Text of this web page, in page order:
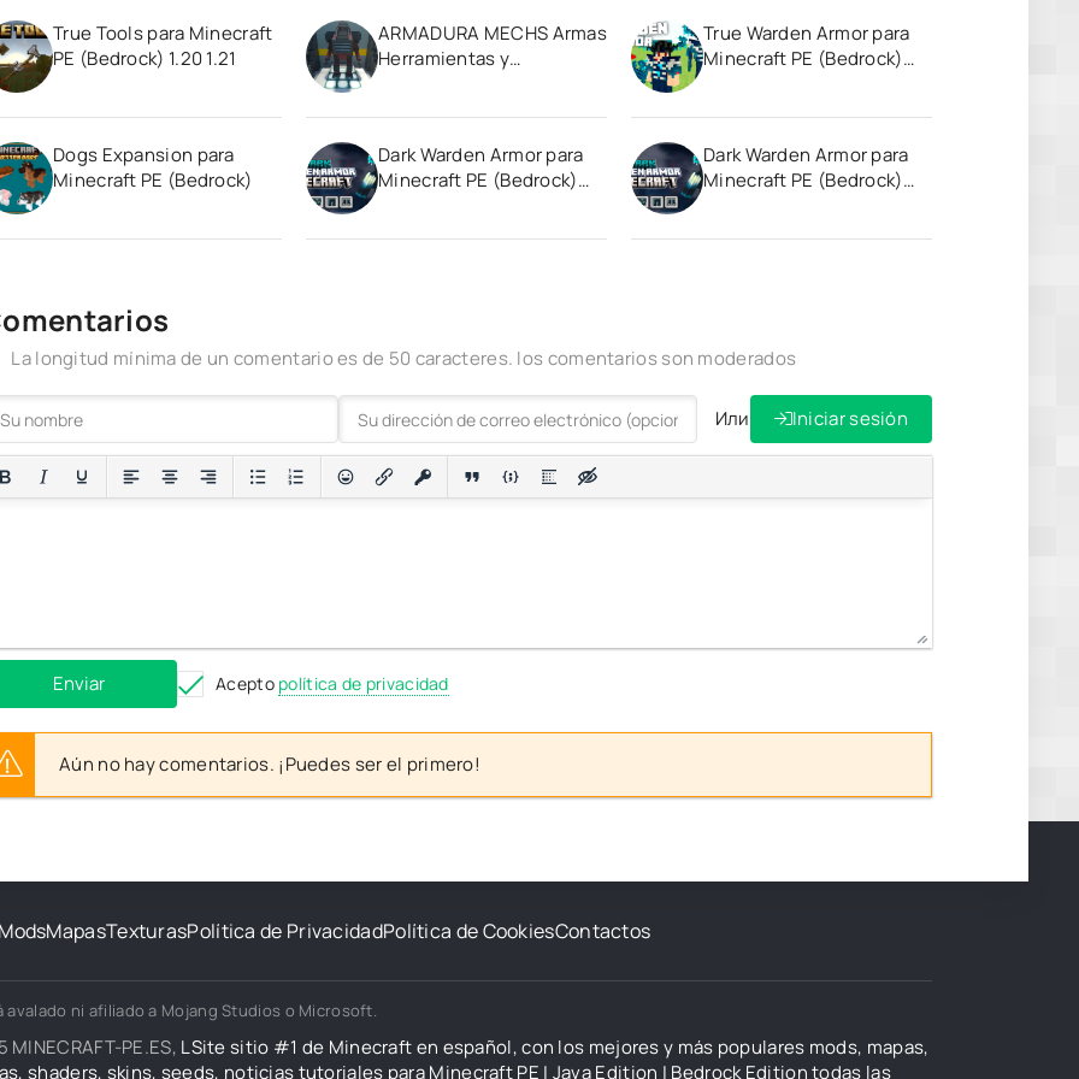
True Tools para Minecraft
PE (Bedrock) 1.20 1.21
ARMADURA MECHS Armas
Herramientas y
True Warden Armor para
Minecraft PE (Bedrock)
Dogs Expansion para
Minecraft PE (Bedrock)
Dark Warden Armor para
Minecraft PE (Bedrock)
Dark Warden Armor para
Minecraft PE (Bedrock)
La longitud mínima de un comentario es de 50 caracteres. los comentarios son moderados
Или Iniciar sesión
Enviar Acepto política de privacidad
Aún no hay comentarios. ¡Puedes ser el primero!
MapasTexturasPolítica de PrivacidadPolítica de CookiesContactos
avalado ni afiliado a Mojang Studios o Microsoft.
PE.ES, LSite sitio #1 de Minecraft en español, con los mejores y más populares mods, mapas,
shaders, skins, seeds, noticias tutoriales para Minecraft PE | Java Edition | Bedrock Edition todas las